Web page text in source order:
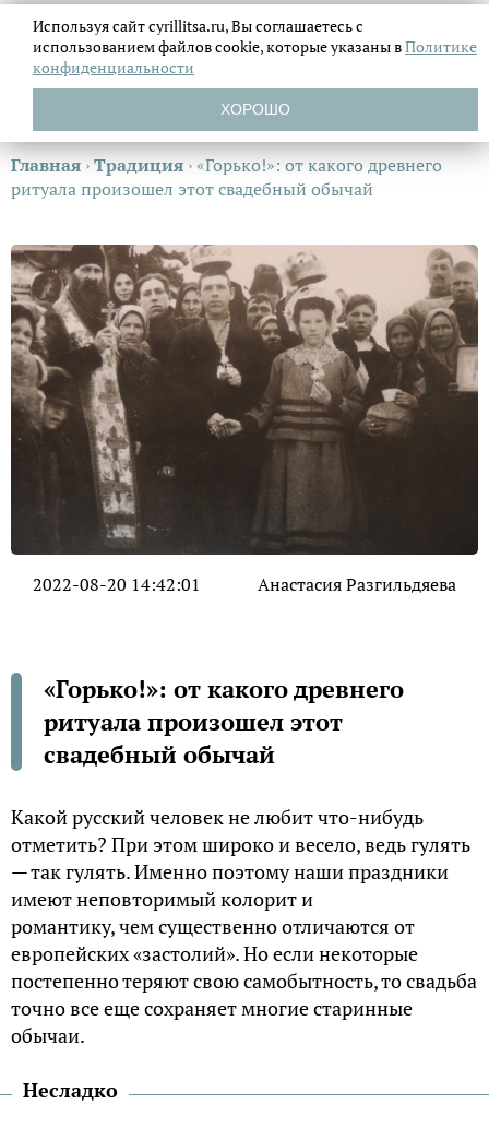
Главная ›Традиция ›«Горько!»: от какого древнего
ритуала произошел этот свадебный обычай
2022-08-20 14:42:01 Анастасия Разгильдяева
«Горько!»: от какого древнего
ритуала произошел этот
свадебный обычай
Какой русский человек не любит что-нибудь
отметить? При этом широко и весело, ведь гулять
— так гулять. Именно поэтому наши праздники
имеют неповторимый колорит и
романтику, чем существенно отличаются от
европейских «застолий». Но если некоторые
постепенно теряют свою самобытность, то свадьба
точно все еще сохраняет многие старинные
обычаи.
Несладко
Используя сайт cyrillitsa.ru, Вы соглашаетесь с
использованием файловcookie, которые указаны вПолитике
конфиденциальности
ХОРОШО